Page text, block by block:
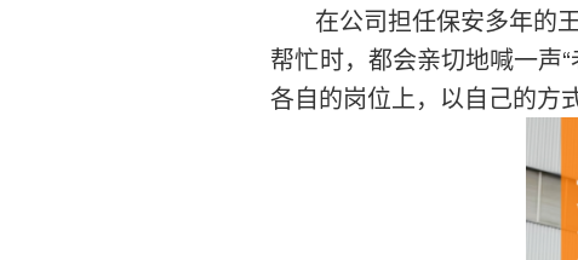
在公司担任保安多年的
帮忙时，都会亲切地喊一声
各自的岗位上，以自己的方